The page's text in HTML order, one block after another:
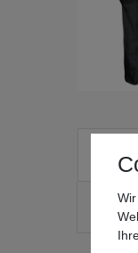
Noch